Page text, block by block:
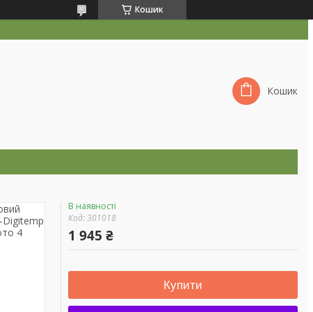
Кошик
Кошик
В наявності
Код:301018
1 945 ₴
Купити